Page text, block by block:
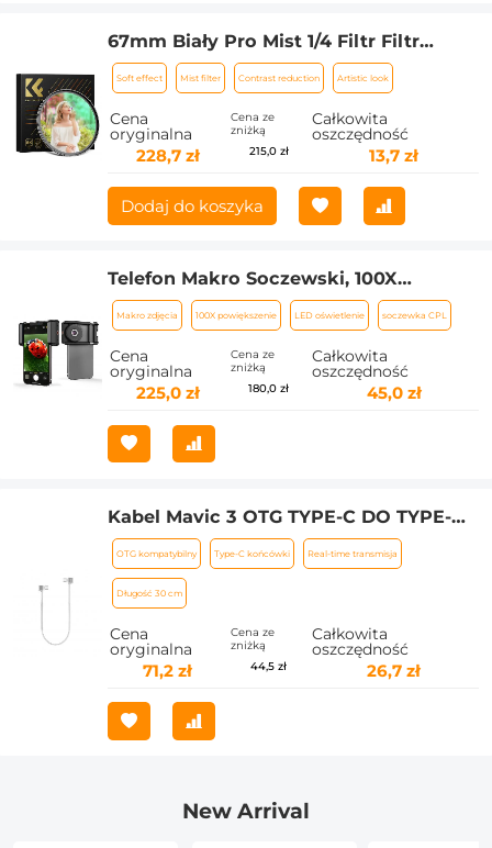
67mm Biały Pro Mist 1/4 Filtr Filtr
kinowy, filtr dyfuzyjny HD Dreamy Soft
White z powłokami 28-warstwowymi
Wodoodporny Odporny na
zarysowania Seria Nano-Xcel
Soft effect Mist filter Contrast reduction Artistic look
Cena
oryginalna
228,7 zł
Cena ze
zniżką
215,0 zł
Całkowita
oszczędność
13,7 zł
Dodaj do koszyka
Telefon Makro Soczewski, 100X
Mikroskop dla Androida/iPhone'a
Mikrokamera z LED Light CPL Ręczna
kieszeńa, dostępna z akcesoriami
Makro Focus Glass na prezent.
Makro zdjęcia 100X powiększenie LED oświetlenie soczewka CPL
Cena
oryginalna
225,0 zł
Cena ze
zniżką
180,0 zł
Całkowita
oszczędność
45,0 zł
Kabel Mavic 3 OTG TYPE-C DO TYPE-C
do pilota DJI Mavic Mini 2/Air 2S/Air
2/Osmo Pocket 2/1, 11,8 cala/30 cm (nie
dla Mavic Air)
OTG kompatybilny Type-C końcówki Real-time transmisja
Długość 30 cm
Cena
oryginalna
71,2 zł
Cena ze
zniżką
44,5 zł
Całkowita
oszczędność
26,7 zł
New Arrival